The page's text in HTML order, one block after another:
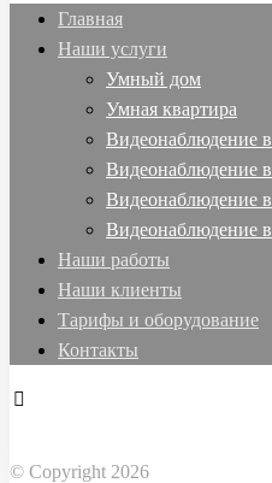
Главная
Наши услуги
Умный дом
Умная квартира
Видеонаблюдение
Видеонаблюдение
Видеонаблюдение
Видеонаблюдение
Наши работы
Наши клиенты
Тарифы и оборудование
Контакты
© Copyright 2026